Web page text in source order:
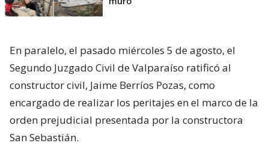
En paralelo, el pasado miércoles 5 de agosto, el
Segundo Juzgado Civil de Valparaíso ratificó al
constructor civil, Jaime Berríos Pozas, como
encargado de realizar los peritajes en el marco de la
orden prejudicial presentada por la constructora
San Sebastián.